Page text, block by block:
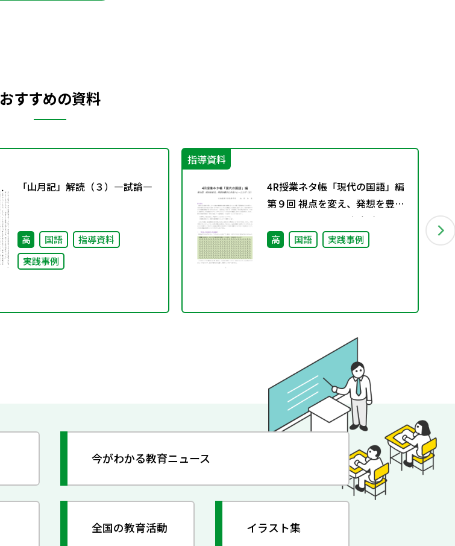
おすすめの資料
「山月記」解読（３）―試論―
高 国語
指導資料
実践事例
指導資料
4R授業ネタ帳「現代の国語」編
第９回 視点を変え、発想を豊か
にするトレーニング（２）
高 国語 実践事例
今がわかる教育ニュース
全国の教育活動 イラスト集